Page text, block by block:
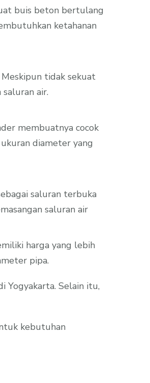
buis beton bertulang
ketahanan
tidak sekuat
air.
membuatnya cocok
diameter yang
saluran terbuka
saluran air
harga yang lebih
pipa.
Yogyakarta. Selain itu,
kebutuhan